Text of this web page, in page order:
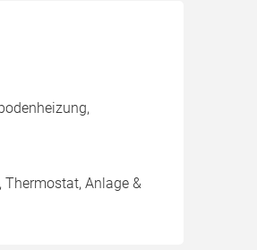
Thermostat, Anlage &